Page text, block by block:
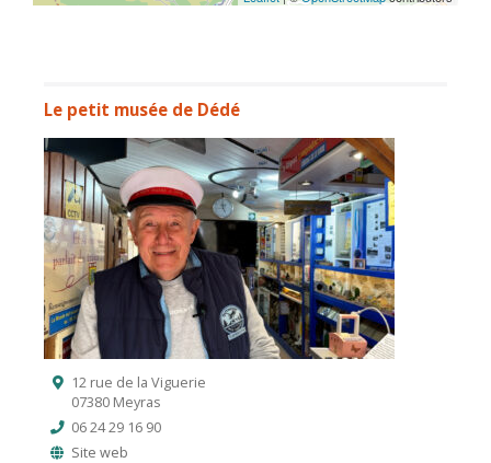
Le petit musée de Dédé
12 rue de la Viguerie
07380 Meyras
06 24 29 16 90
Site web